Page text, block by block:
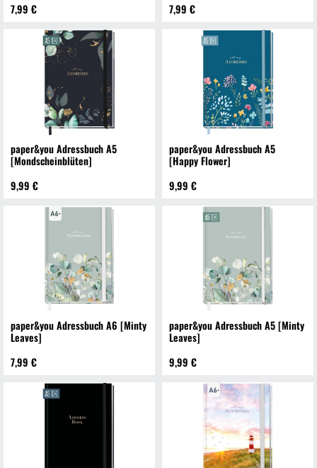
7,99 €
7,99 €
paper&you Adressbuch A5
[Mondscheinblüten]
9,99 €
paper&you Adressbuch A5
[Happy Flower]
9,99 €
paper&you Adressbuch A6 [Minty
Leaves]
7,99 €
paper&you Adressbuch A5 [Minty
Leaves]
9,99 €